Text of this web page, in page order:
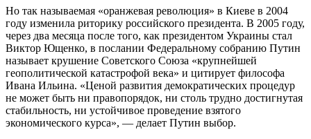
Но так называемая «оранжевая революция» в Киеве в 2004
году изменила риторику российского президента. В 2005 году,
через два месяца после того, как президентом Украины стал
Виктор Ющенко, в послании Федеральному собранию Путин
называет крушение Советского Союза «крупнейшей
геополитической катастрофой века» и цитирует философа
Ивана Ильина. «Ценой развития демократических процедур
не может быть ни правопорядок, ни столь трудно достигнутая
стабильность, ни устойчивое проведение взятого
экономического курса», — делает Путин выбор.